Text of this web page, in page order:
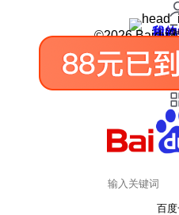
我
我
皮
用
©2026 Baidu
百